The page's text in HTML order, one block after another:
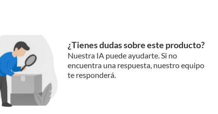
¿Tienes dudas sobre este producto?
Nuestra IA puede ayudarte. Si no
encuentra una respuesta, nuestro equipo
te responderá.